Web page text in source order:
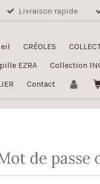
Livraison rapide
CRÉOLES
EZRA
Collection
Contact
de passe